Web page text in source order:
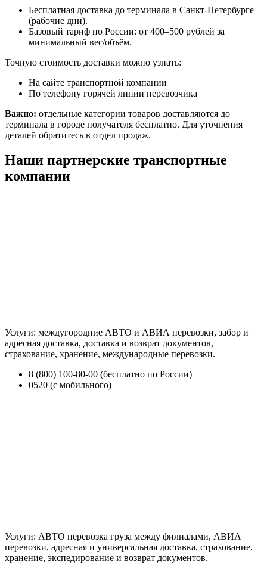
Бесплатная доставка до терминала в Санкт-Петербурге
(рабочие дни).
Базовый тариф по России: от 400–500 рублей за
минимальный вес/объём.
Точную стоимость доставки можно узнать:
На сайте транспортной компании
По телефону горячей линии перевозчика
Важно: отдельные категории товаров доставляются до
терминала в городе получателя бесплатно. Для уточнения
деталей обратитесь в отдел продаж.
Наши партнерские транспортные
компании
Услуги: междугородние АВТО и АВИА перевозки, забор и
адресная доставка, доставка и возврат документов,
страхование, хранение, международные перевозки.
8 (800) 100-80-00 (бесплатно по России)
0520 (с мобильного)
Услуги: АВТО перевозка груза между филиалами, АВИА
перевозки, адресная и универсальная доставка, страхование,
хранение, экспедирование и возврат документов.